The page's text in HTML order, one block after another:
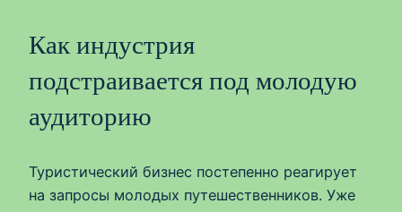
Как индустрия
подстраивается под молодую
аудиторию
Туристический бизнес постепенно реагирует
на запросы молодых путешественников. Уже